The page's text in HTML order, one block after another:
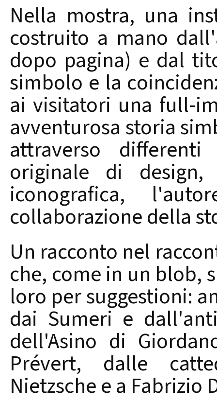
Nella mostra, una
costruito a mano
dopo pagina) e dal
simbolo e la
ai visitatori una full-
avventurosa storia
attraverso
originale di
iconografica,
collaborazione della
Un racconto nel
che, come in un blob,
loro per suggestioni:
dai Sumeri e
dell'Asino di
Prévert, dalle
Nietzsche e a Fabrizio